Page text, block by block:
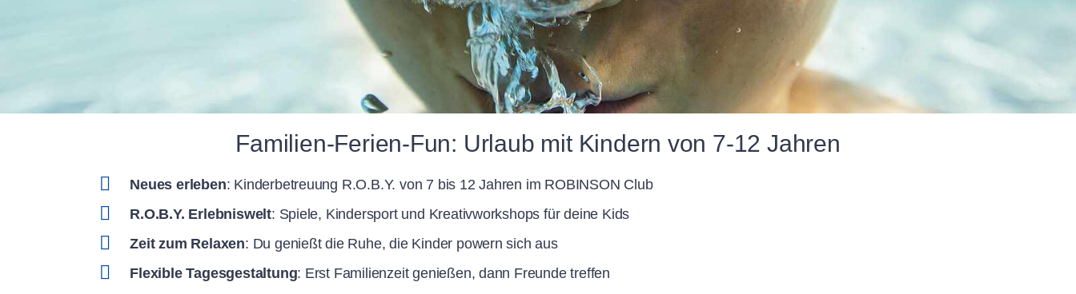
Familien-Ferien-Fun: Urlaub mit Kindern von 7-12 Jahren
Neues erleben: Kinderbetreuung R.O.B.Y. von 7 bis 12 Jahren im ROBINSON Club
R.O.B.Y. Erlebniswelt: Spiele, Kindersport und Kreativworkshops für deine Kids
Zeit zum Relaxen: Du genießt die Ruhe, die Kinder powern sich aus
Flexible Tagesgestaltung: Erst Familienzeit genießen, dann Freunde treffen